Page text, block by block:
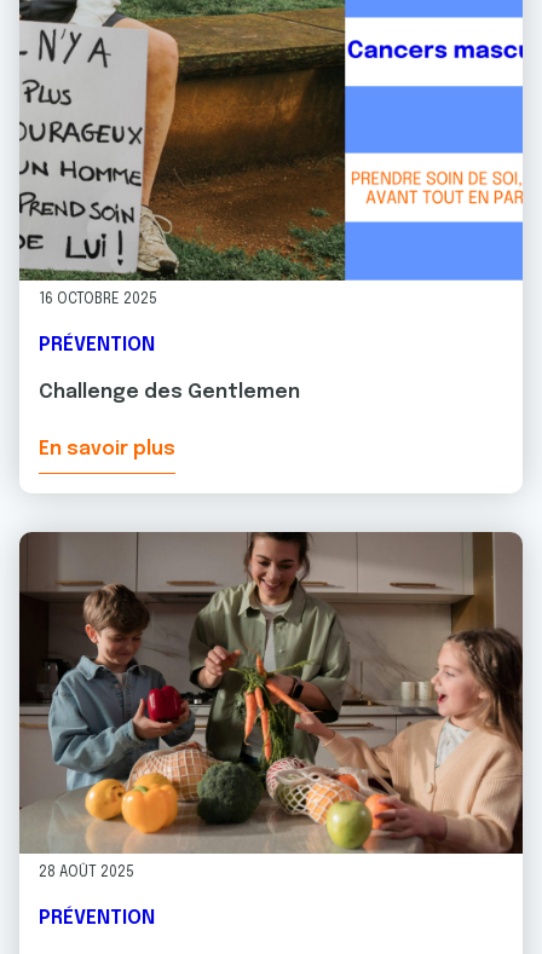
16 OCTOBRE 2025
PRÉVENTION
Challenge des Gentlemen
En savoir plus
28 AOÛT 2025
PRÉVENTION